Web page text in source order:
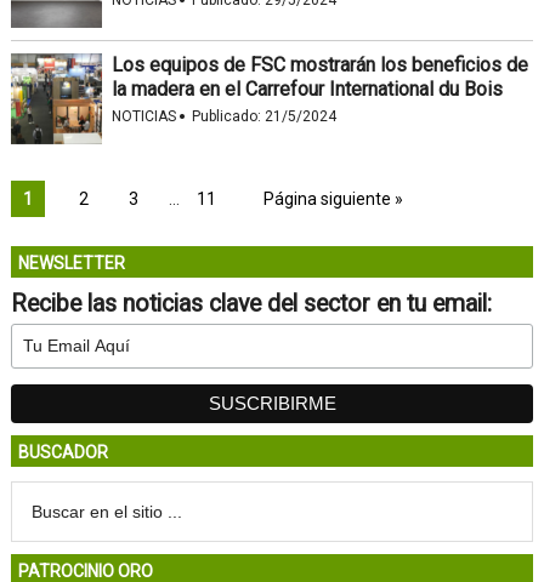
Los equipos de FSC mostrarán los beneficios de
la madera en el Carrefour International du Bois
NOTICIAS · Publicado: 21/5/2024
1 2 3 11 Página siguiente »
NEWSLETTER
Recibe las noticias clave del sector en tu email:
BUSCADOR
PATROCINIO ORO